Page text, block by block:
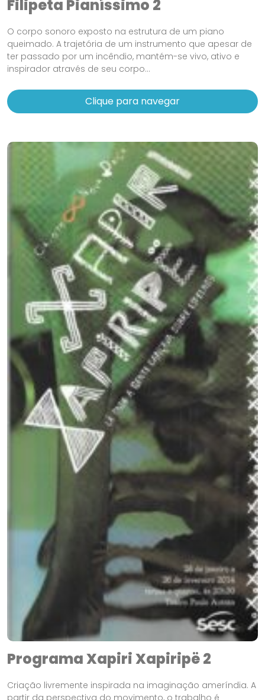
Filipeta Pianíssimo 2
O corpo sonoro exposto na estrutura de um piano
queimado. A trajetória de um instrumento que apesar de
ter passado por um incêndio, mantém-se vivo, ativo e
inspirador através de seu corpo...
Clique para navegar
Programa Xapiri Xapiripë 2
Criação livremente inspirada na imaginação ameríndia. A